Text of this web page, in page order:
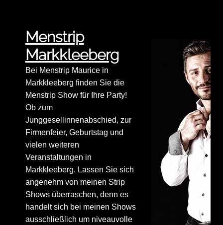
Menstrip
Markkleeberg
Bei Menstrip Maurice in
Markkleeberg finden Sie die
Menstrip Show für Ihre Party!
Ob zum
Junggesellinnenabschied, zur
Firmenfeier, Geburtstag und
vielen weiteren
Veranstaltungen in
Markkleeberg. Lassen Sie sich
angenehm von meinen Strip
Shows überraschen, denn es
handelt sich bei meinen Shows
ausschließlich um niveauvolle